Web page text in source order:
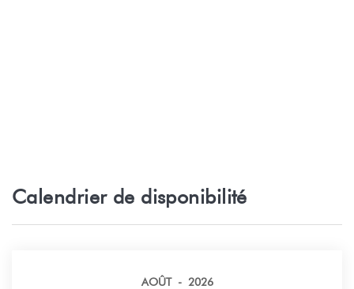
Calendrier de disponibilité
AOÛT - 2026